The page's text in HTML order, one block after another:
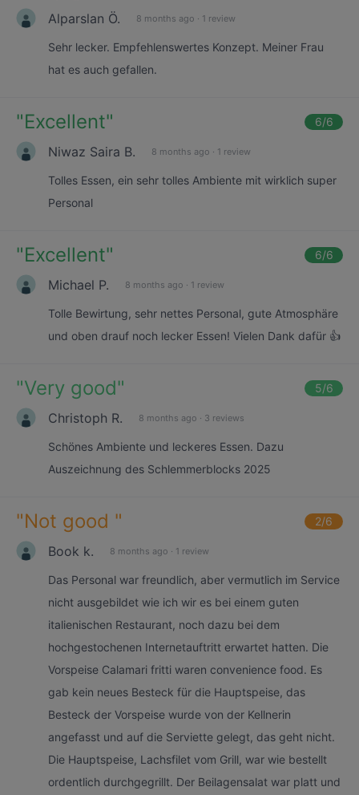
Alparslan Ö. 8 months ago · 1 review
Sehr lecker. Empfehlenswertes Konzept. Meiner Frau
hat es auch gefallen.
"Excellent" 6/6
Niwaz Saira B. 8 months ago · 1 review
Tolles Essen, ein sehr tolles Ambiente mit wirklich super
Personal
"Excellent" 6/6
Michael P. 8 months ago · 1 review
Tolle Bewirtung, sehr nettes Personal, gute Atmosphäre
und oben drauf noch lecker Essen! Vielen Dank dafür 👍
"Very good" 5/6
Christoph R. 8 months ago · 3 reviews
Schönes Ambiente und leckeres Essen. Dazu
Auszeichnung des Schlemmerblocks 2025
"Not good " 2/6
Book k. 8 months ago · 1 review
Das Personal war freundlich, aber vermutlich im Service
nicht ausgebildet wie ich wir es bei einem guten
italienischen Restaurant, noch dazu bei dem
hochgestochenen Internetauftritt erwartet hatten. Die
Vorspeise Calamari fritti waren convenience food. Es
gab kein neues Besteck für die Hauptspeise, das
Besteck der Vorspeise wurde von der Kellnerin
angefasst und auf die Serviette gelegt, das geht nicht.
Die Hauptspeise, Lachsfilet vom Grill, war wie bestellt
ordentlich durchgegrillt. Der Beilagensalat war platt und